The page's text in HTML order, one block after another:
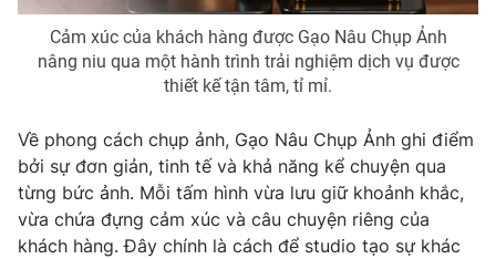
Cảm xúc của khách hàng được Gạo Nâu Chụp Ảnh
nâng niu qua một hành trình trải nghiệm dịch vụ được
thiết kế tận tâm, tỉ mỉ.
Về phong cách chụp ảnh, Gạo Nâu Chụp Ảnh ghi điểm
bởi sự đơn giản, tinh tế và khả năng kể chuyện qua
từng bức ảnh. Mỗi tấm hình vừa lưu giữ khoảnh khắc,
vừa chứa đựng cảm xúc và câu chuyện riêng của
khách hàng. Đây chính là cách để studio tạo sự khác